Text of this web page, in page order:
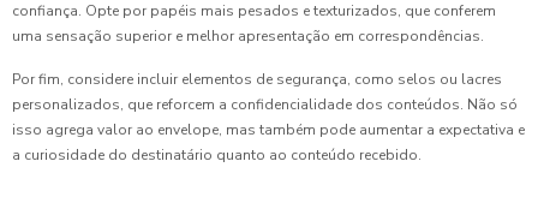
confiança. Opte por papéis mais pesados e texturizados, que conferem
uma sensação superior e melhor apresentação em correspondências.
Por fim, considere incluir elementos de segurança, como selos ou lacres
personalizados, que reforcem a confidencialidade dos conteúdos. Não só
isso agrega valor ao envelope, mas também pode aumentar a expectativa e
a curiosidade do destinatário quanto ao conteúdo recebido.